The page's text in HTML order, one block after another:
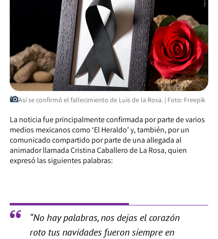
Así se confirmó el fallecimiento de Luis de la Rosa. | Foto: Freepik
La noticia fue principalmente confirmada por parte de varios
medios mexicanos como ‘El Heraldo’ y, también, por un
comunicado compartido por parte de una allegada al
animador llamada Cristina Caballero de La Rosa, quien
expresó las siguientes palabras:
“No hay palabras, nos dejas el corazón
roto tus navidades fueron siempre en